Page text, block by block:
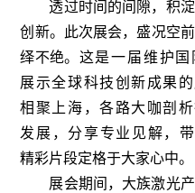
透过时间的间隙，积
创新。此次展会，盛况空
绎不绝。 这是一届维护国
展示全球科技创新成果
相聚上海，各路大咖剖
发展，分享专业见解，
精彩片段定格于大家心中。
展会期间，大族激光